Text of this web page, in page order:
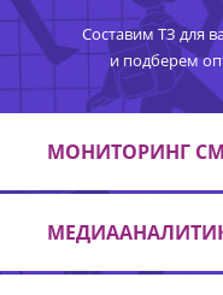
Составим ТЗ для
и подберем
МОНИТОРИНГ